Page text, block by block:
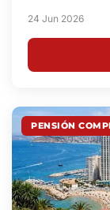
24 Jun 2026
PENSIÓN